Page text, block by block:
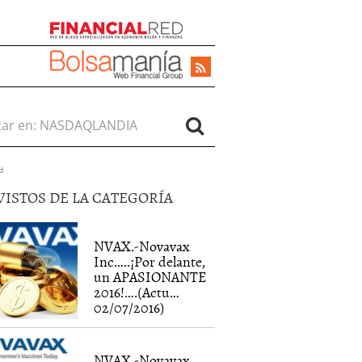
en:
DE LA CATEGORÍA
NVAX.-Novavax
Inc…..¡Por delante,
un APASIONANTE
2016!….(Actu…
02/07/2016)